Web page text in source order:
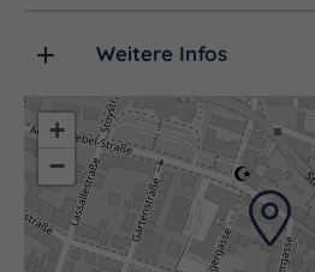
Weitere Infos
+
−